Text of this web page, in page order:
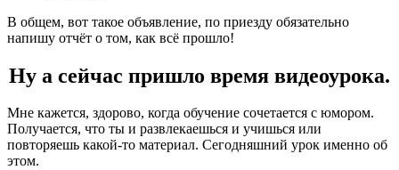
В общем, вот такое объявление, по приезду обязательно
напишу отчёт о том, как всё прошло!
Ну а сейчас пришло время видеоурока.
Мне кажется, здорово, когда обучение сочетается с юмором.
Получается, что ты и развлекаешься и учишься или
повторяешь какой-то материал. Сегодняшний урок именно об
этом.